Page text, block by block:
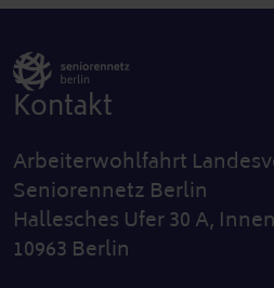
Kontakt
Arbeiterwohlfahrt
Seniorennetz Berlin
Hallesches Ufer 30 A,
10963 Berlin